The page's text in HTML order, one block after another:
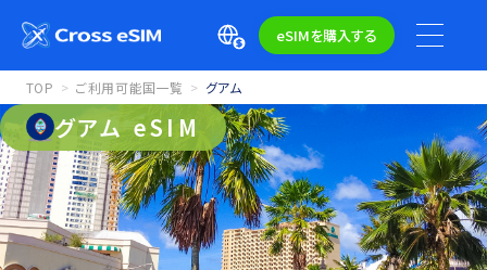
eSIMを購入する
TOP ご利用可能国一覧 グアム
グアム eSIM